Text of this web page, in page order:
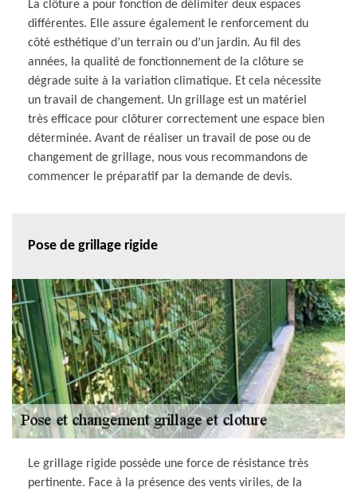
La clôture a pour fonction de délimiter deux espaces
différentes. Elle assure également le renforcement du
côté esthétique d’un terrain ou d’un jardin. Au fil des
années, la qualité de fonctionnement de la clôture se
dégrade suite à la variation climatique. Et cela nécessite
un travail de changement. Un grillage est un matériel
très efficace pour clôturer correctement une espace bien
déterminée. Avant de réaliser un travail de pose ou de
changement de grillage, nous vous recommandons de
commencer le préparatif par la demande de devis.
Pose de grillage rigide
Le grillage rigide possède une force de résistance très
pertinente. Face à la présence des vents viriles, de la